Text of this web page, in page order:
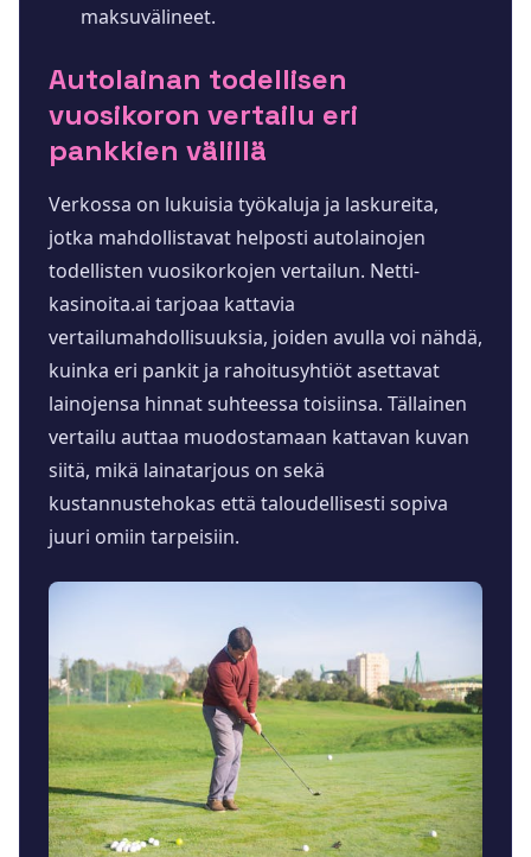
maksuvälineet.
Autolainan todellisen
vuosikoron vertailu eri
pankkien välillä
Verkossa on lukuisia työkaluja ja laskureita,
jotka mahdollistavat helposti autolainojen
todellisten vuosikorkojen vertailun. Netti-
kasinoita.ai tarjoaa kattavia
vertailumahdollisuuksia, joiden avulla voi nähdä,
kuinka eri pankit ja rahoitusyhtiöt asettavat
lainojensa hinnat suhteessa toisiinsa. Tällainen
vertailu auttaa muodostamaan kattavan kuvan
siitä, mikä lainatarjous on sekä
kustannustehokas että taloudellisesti sopiva
juuri omiin tarpeisiin.